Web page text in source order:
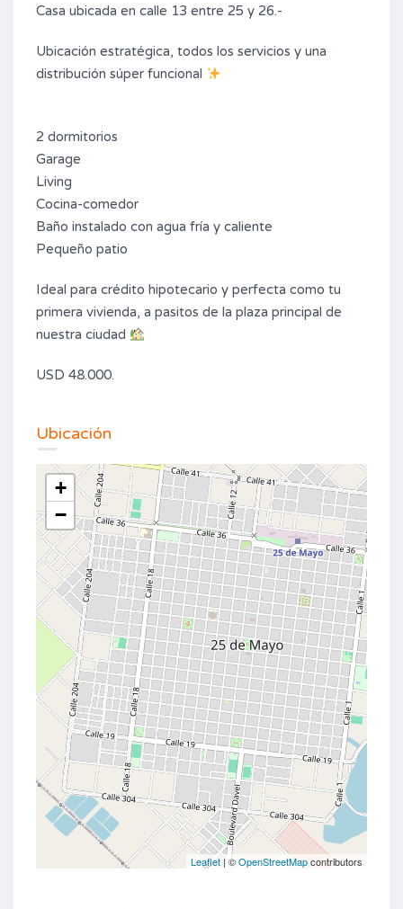
Casa ubicada en calle 13 entre 25 y 26.-
Ubicación estratégica, todos los servicios y una
distribución súper funcional
2 dormitorios
Garage
Living
Cocina-comedor
Baño instalado con agua fría y caliente
Pequeño patio
Ideal para crédito hipotecario y perfecta como tu
primera vivienda, a pasitos de la plaza principal de
nuestra ciudad
USD 48.000.
Ubicación
+
−
Leaflet | ©OpenStreetMapcontributors